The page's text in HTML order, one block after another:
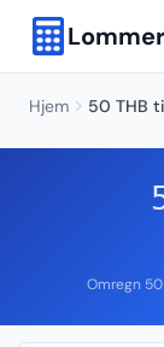
Hjem 50 THB
Omregn